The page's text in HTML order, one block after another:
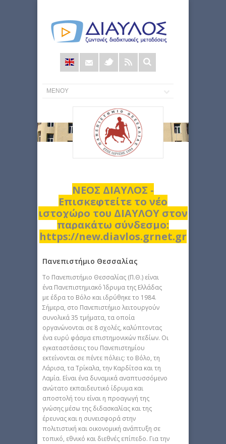
Φόρμα
αναζήτησης
ΝΕΟΣ ΔΙΑΥΛΟΣ -
Επισκεφτείτε το νέο
ιστοχώρο του ΔΙΑΥΛΟΥ στον
παρακάτω σύνδεσμο:
https://new.diavlos.grnet.gr
Πανεπιστήμιο Θεσσαλίας
Το Πανεπιστήμιο Θεσσαλίας (Π.Θ.) είναι
ένα Πανεπιστημιακό Ίδρυμα της Ελλάδας
με έδρα το Βόλο και ιδρύθηκε το 1984.
Σήμερα, στο Πανεπιστήμιο λειτουργούν
συνολικά 35 τμήματα, τα οποία
οργανώνονται σε 8 σχολές, καλύπτοντας
ένα ευρύ φάσμα επιστημονικών πεδίων. Οι
εγκαταστάσεις του Πανεπιστημίου
εκτείνονται σε πέντε πόλεις: το Βόλο, τη
Λάρισα, τα Τρίκαλα, την Καρδίτσα και τη
Λαμία. Είναι ένα δυναμικά αναπτυσσόμενο
ανώτατο εκπαιδευτικό ίδρυμα και
αποστολή του είναι η προαγωγή της
γνώσης μέσω της διδασκαλίας και της
έρευνας και η συνεισφορά στην
πολιτιστική και οικονομική ανάπτυξη σε
τοπικό, εθνικό και διεθνές επίπεδο. Για την